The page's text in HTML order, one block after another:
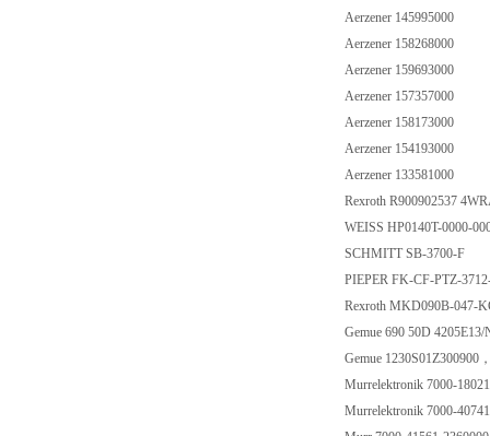
Aerzener 145995000
Aerzener 158268000
Aerzener 159693000
Aerzener 157357000
Aerzener 158173000
Aerzener 154193000
Aerzener 133581000
Rexroth R900902537
WEISS HP0140T-0000-
SCHMITT SB-3700-F
PIEPER FK-CF-PTZ-
Rexroth MKD090B-047-
Gemue 690 50D
Gemue
Murrelektronik 7000-
Murrelektronik 7000-